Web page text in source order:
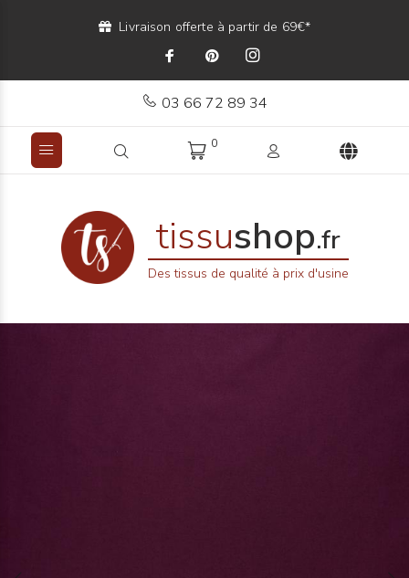
Livraison offerte à partir de 69€*
03 66 72 89 34
0
tissushop.fr
Des tissus de qualité à prix d'usine